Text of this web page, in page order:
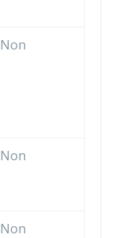
Non
Non
Non